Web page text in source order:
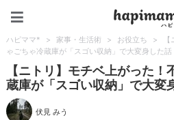
ハピママ* > 家事・生活術 > お役立ち >
ゃごちゃ冷蔵庫が「スゴい収納」で大変身した話
【ニトリ】モチベ上がった
蔵庫が「スゴい収納」で大変
伏見 みう